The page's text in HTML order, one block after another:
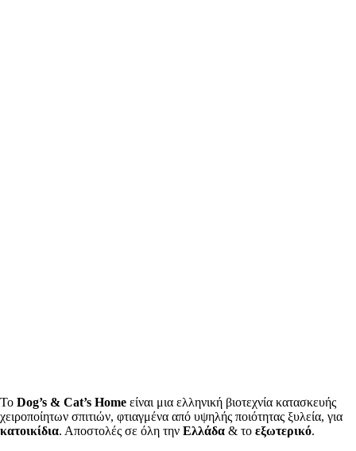
Το Dog’s & Cat’s Home είναι μια ελληνική βιοτεχνία κατασκευής
χειροποίητων σπιτιών, φτιαγμένα από υψηλής ποιότητας ξυλεία, για
κατοικίδια. Αποστολές σε όλη την Ελλάδα & το εξωτερικό.